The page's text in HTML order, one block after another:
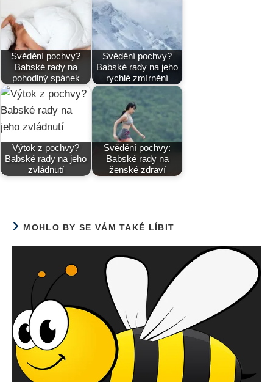
Svědění pochvy?
Babské rady na
pohodlný spánek
Svědění pochvy?
Babské rady na jeho
rychlé zmírnění
Výtok z pochvy?
Babské rady na jeho
zvládnutí
Svědění pochvy:
Babské rady na
ženské zdraví
MOHLO BY SE VÁM TAKÉ LÍBIT